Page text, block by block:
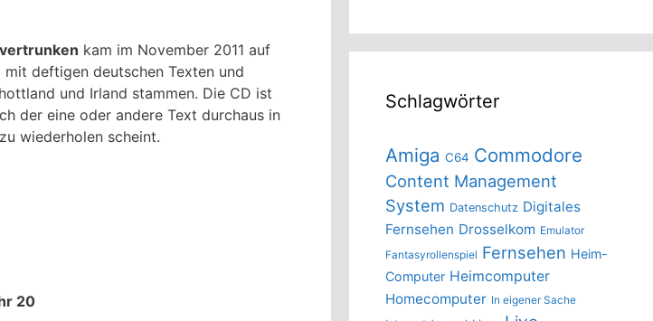
kam im November 2011 auf
deftigen deutschen Texten und
und Irland stammen. Die CD ist
der eine oder andere Text durchaus in
wiederholen scheint.
20
Schlagwörter
Amiga C64 Commodore
Content Management
System Datenschutz Digitales
Fernsehen Drosselkom Emulator
Fantasyrollenspiel Fernsehen Heim-
Computer Heimcomputer
Homecomputer In eigener Sache